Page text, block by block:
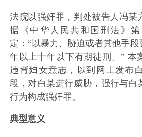
法院以强奸罪，判处被告人冯某
据《中华人民共和国刑法》
定：“以暴力、胁迫或者其他手段
年以上十年以下有期徒刑。” 本
违背妇女意志，以到网上发布
段，对白某进行威胁，强行与白
行为构成强奸罪。
典型意义